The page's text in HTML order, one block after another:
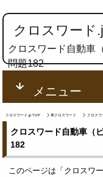
クロスワード
クロスワード自動車
問題182
メニュー
クロスワード.jp TOP 車クロスワード クロスワ
クロスワード自動車（
182
このページは「クロスワ